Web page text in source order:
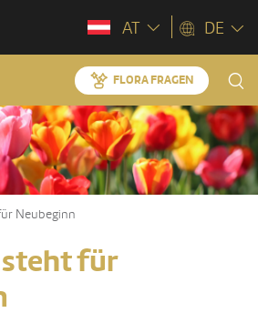
AT DE
FLORA FRAGEN
Neubeginn
für